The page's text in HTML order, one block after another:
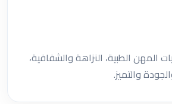
المهن الطبية، النزاهة والشفافية،
والتميز.